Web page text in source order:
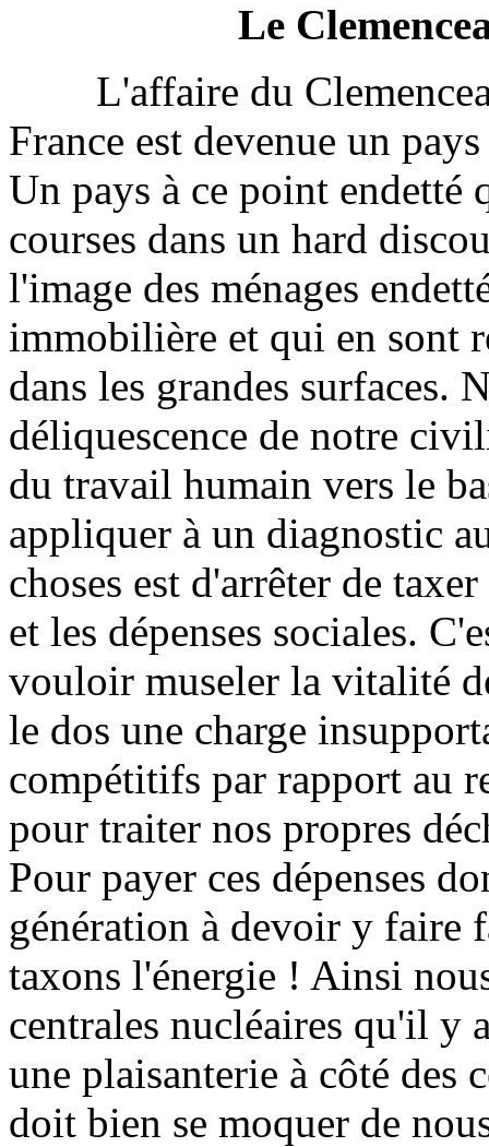
Le
L'affaire du
France est devenue un
Un pays à ce point endetté
courses dans un hard
l'image des ménages
immobilière et qui en sont
dans les grandes surfaces.
déliquescence de notre
du travail humain vers le
appliquer à un diagnostic
choses est d'arrêter de
et les dépenses sociales.
vouloir museler la vitalité
le dos une charge
compétitifs par rapport au
pour traiter nos propres
Pour payer ces dépenses
génération à devoir y faire
taxons l'énergie ! Ainsi
centrales nucléaires qu'il y
une plaisanterie à côté des
doit bien se moquer de